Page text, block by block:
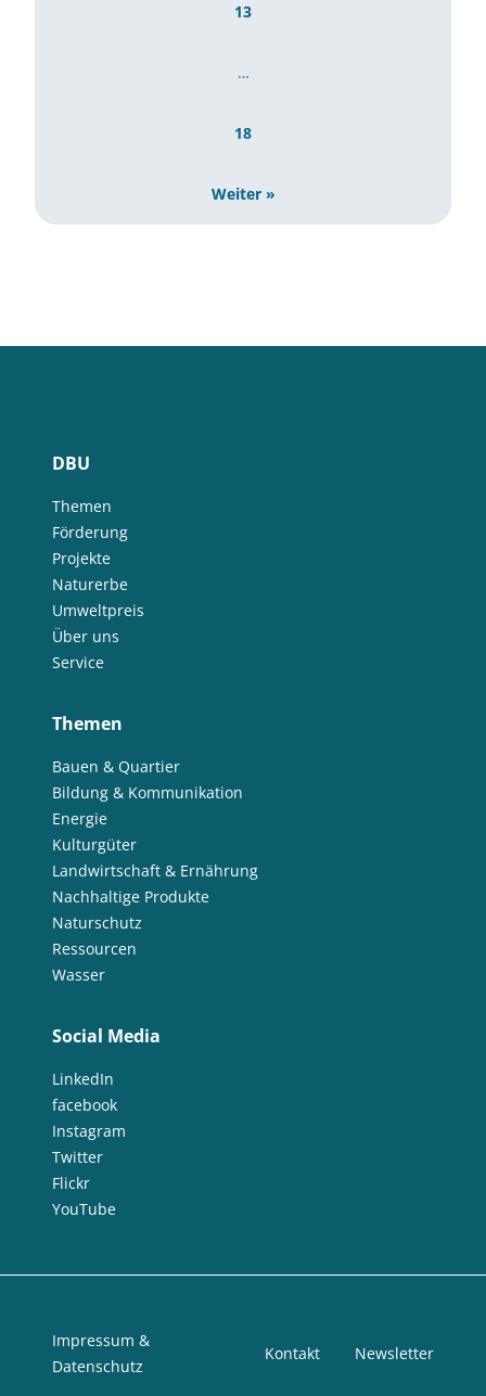
13
…
18
Weiter »
DBU
Themen
Förderung
Projekte
Naturerbe
Umweltpreis
Über uns
Service
Themen
Bauen & Quartier
Bildung & Kommunikation
Energie
Kulturgüter
Landwirtschaft & Ernährung
Nachhaltige Produkte
Naturschutz
Ressourcen
Wasser
Social Media
LinkedIn
facebook
Instagram
Twitter
Flickr
YouTube
Impressum &
Datenschutz
Kontakt Newsletter